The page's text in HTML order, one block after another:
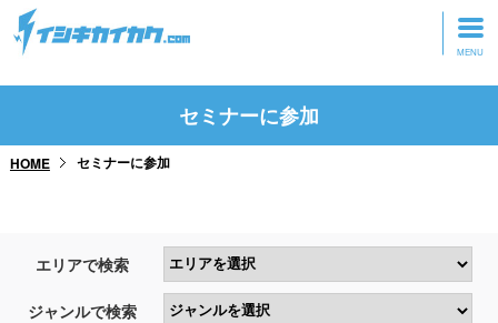
トップページ
研修・ツアーに参加
セミナーに参加
HOME セミナーに参加
エリアで検索
ジャンルで検索